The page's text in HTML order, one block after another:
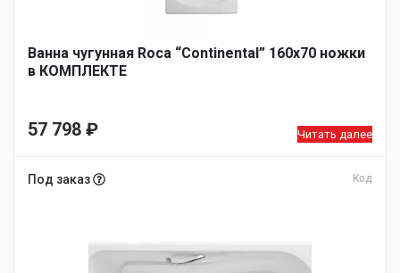
Ванна чугунная Roca “Continental” 160х70 ножки
в КОМПЛЕКТЕ
57 798 ₽ Читать далее
Под заказ Код